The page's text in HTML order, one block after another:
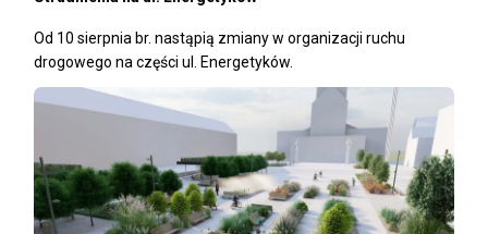
Od 10 sierpnia br. nastąpią zmiany w organizacji ruchu
drogowego na części ul. Energetyków.